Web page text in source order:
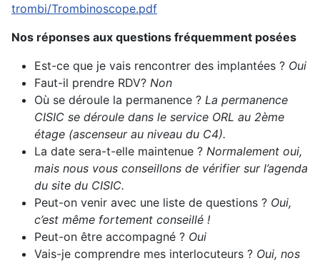
trombi/Trombinoscope.pdf
Nos réponses aux questions fréquemment posées
Est-ce que je vais rencontrer des implantées ? Oui
Faut-il prendre RDV? Non
Où se déroule la permanence ? La permanence
CISIC se déroule dans le service ORL au 2ème
étage (ascenseur au niveau du C4).
La date sera-t-elle maintenue ? Normalement oui,
mais nous vous conseillons de vérifier sur l’agenda
du site du CISIC.
Peut-on venir avec une liste de questions ? Oui,
c’est même fortement conseillé !
Peut-on être accompagné ? Oui
Vais-je comprendre mes interlocuteurs ? Oui, nos